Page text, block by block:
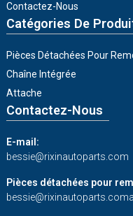
Contactez-Nous
Catégories De
Pièces Détachées Pour
Chaîne Intégrée
Attache
Contactez-Nous
E-mail:
bessie@rixinautoparts.com
Pièces détachées pour
bessie@rixinautoparts.com